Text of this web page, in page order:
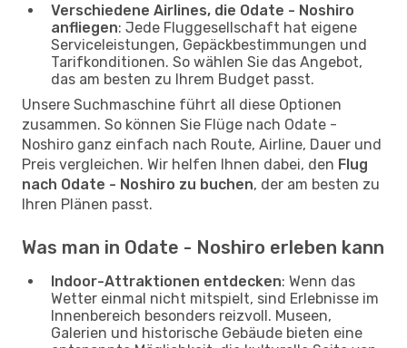
Verschiedene Airlines, die Odate - Noshiro
anfliegen: Jede Fluggesellschaft hat eigene
Serviceleistungen, Gepäckbestimmungen und
Tarifkonditionen. So wählen Sie das Angebot,
das am besten zu Ihrem Budget passt.
Unsere Suchmaschine führt all diese Optionen
zusammen. So können Sie Flüge nach Odate -
Noshiro ganz einfach nach Route, Airline, Dauer und
Preis vergleichen. Wir helfen Ihnen dabei, den Flug
nach Odate - Noshiro zu buchen, der am besten zu
Ihren Plänen passt.
Was man in Odate - Noshiro erleben kann
Indoor-Attraktionen entdecken: Wenn das
Wetter einmal nicht mitspielt, sind Erlebnisse im
Innenbereich besonders reizvoll. Museen,
Galerien und historische Gebäude bieten eine